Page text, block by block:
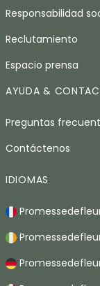
Responsabilidad
Reclutamiento
Espacio prensa
AYUDA &
Preguntas
Contáctenos
IDIOMAS